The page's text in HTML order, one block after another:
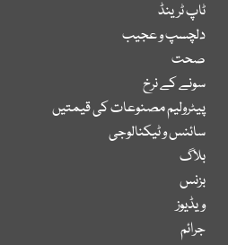
ٹاپ ٹرینڈ
دلچسپ و عجیب
صحت
سونے کے نرخ
پیٹرولیم مصنوعات کی قیمتیں
سائنس و ٹیکنالوجی
بلاگ
بزنس
ویڈیوز
جرائم